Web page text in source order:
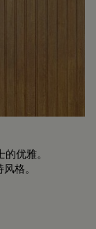
优雅。
格。